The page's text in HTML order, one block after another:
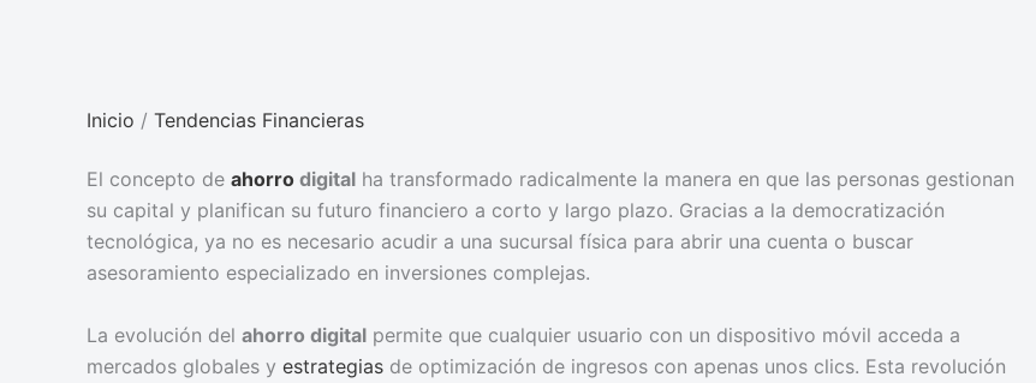
Inicio / Tendencias Financieras
El concepto de ahorro digital ha transformado radicalmente la manera en que las personas gestionan
su capital y planifican su futuro financiero a corto y largo plazo. Gracias a la democratización
tecnológica, ya no es necesario acudir a una sucursal física para abrir una cuenta o buscar
asesoramiento especializado en inversiones complejas.
La evolución del ahorro digital permite que cualquier usuario con un dispositivo móvil acceda a
mercados globales y estrategias de optimización de ingresos con apenas unos clics. Esta revolución